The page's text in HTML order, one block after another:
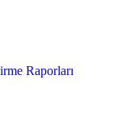
Raporları